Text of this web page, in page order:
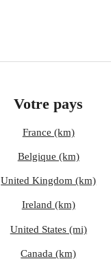
Votre pays
France (km)
Belgique (km)
United Kingdom (km)
Ireland (km)
United States (mi)
Canada (km)